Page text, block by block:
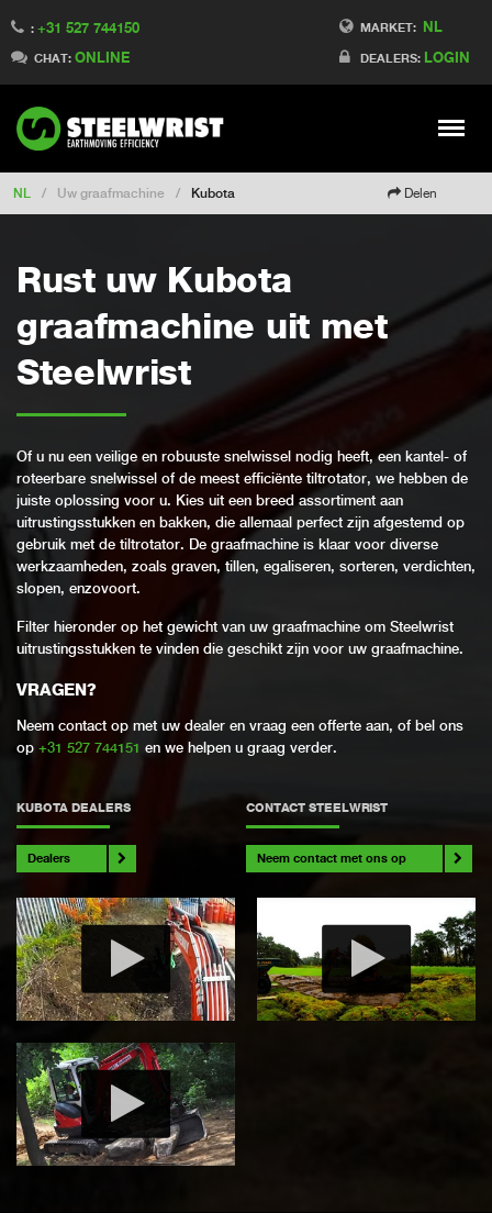
MARKET: NL
DEALERS: LOGIN
: +31 527 744150
CHAT: ONLINE
Meny
Switch to Finland
Switch to Denmark
Switch to China
Switch to Australia
Change market
NL / Uw graafmachine / Kubota Delen
Rust uw Kubota
graafmachine uit met
Steelwrist
Of u nu een veilige en robuuste snelwissel nodig heeft, een kantel- of
roteerbare snelwissel of de meest efficiënte tiltrotator, we hebben de
juiste oplossing voor u. Kies uit een breed assortiment aan
uitrustingsstukken en bakken, die allemaal perfect zijn afgestemd op
gebruik met de tiltrotator. De graafmachine is klaar voor diverse
werkzaamheden, zoals graven, tillen, egaliseren, sorteren, verdichten,
slopen, enzovoort.
Filter hieronder op het gewicht van uw graafmachine om Steelwrist
uitrustingsstukken te vinden die geschikt zijn voor uw graafmachine.
VRAGEN?
Neem contact op met uw dealer en vraag een offerte aan, of bel ons
op +31 527 744151 en we helpen u graag verder.
KUBOTA DEALERS
Dealers
CONTACT STEELWRIST
Neem contact met ons op